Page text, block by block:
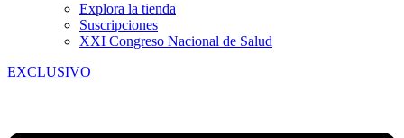
Explora la tienda
Suscripciones
XXI Congreso Nacional de Salud
EXCLUSIVO